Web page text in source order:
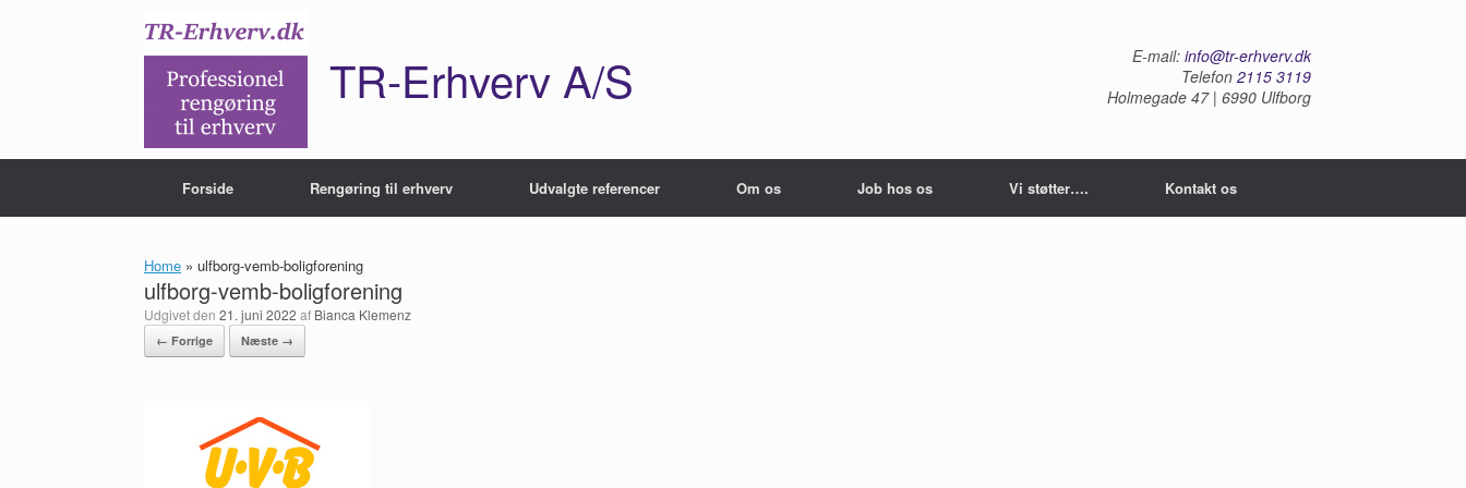
TR-Erhverv A/S E-mail: info@tr-erhverv.dk
Telefon 2115 3119
Holmegade 47 | 6990 Ulfborg
Forside Rengøring til erhverv Udvalgte referencer Om os Job hos os Vi støtter…. Kontakt os
Home » ulfborg-vemb-boligforening
ulfborg-vemb-boligforening
Udgivet den 21. juni 2022 af Bianca Klemenz
← Forrige Næste →